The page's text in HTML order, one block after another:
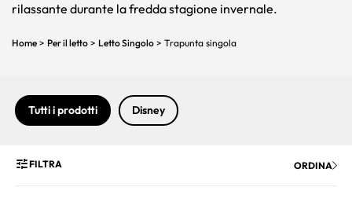
rilassante durante la fredda stagione invernale.
Home > Per il letto > Letto Singolo > Trapunta singola
Tutti i prodotti Disney
FILTRA ORDINA